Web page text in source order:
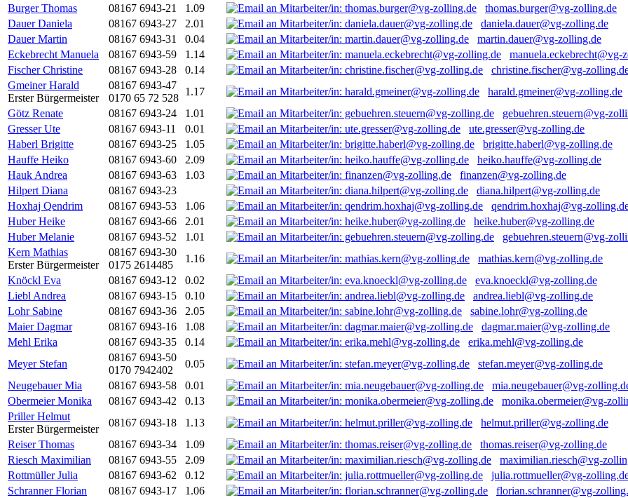
Burger Thomas
08167 6943-21 1.09
thomas.burger@vg-zolling.de
Dauer Daniela
08167 6943-27 2.01
daniela.dauer@vg-zolling.de
Dauer Martin
08167 6943-31 0.04
martin.dauer@vg-zolling.de
Eckebrecht Manuela
08167 6943-59 1.14
manuela.eckebrecht@vg-
Fischer Christine
08167 6943-28 0.14
christine.fischer@vg-
Gmeiner Harald
Erster Bürgermeister
08167 6943-47
0170 65 72 528
1.17
harald.gmeiner@vg-zolling.de
Götz Renate
08167 6943-24 1.01
gebuehren.steuern@vg-
Gresser Ute
08167 6943-11 0.01
ute.gresser@vg-zolling.de
Haberl Brigitte
08167 6943-25 1.05
brigitte.haberl@vg-zolling.de
Hauffe Heiko
08167 6943-60 2.09
heiko.hauffe@vg-zolling.de
Hauk Andrea
08167 6943-63 1.03
finanzen@vg-zolling.de
Hilpert Diana
08167 6943-23
diana.hilpert@vg-zolling.de
Hoxhaj Qendrim
08167 6943-53 1.06
qendrim.hoxhaj@vg-
Huber Heike
08167 6943-66 2.01
heike.huber@vg-zolling.de
Huber Melanie
08167 6943-52 1.01
gebuehren.steuern@vg-
Kern Mathias
Erster Bürgermeister
08167 6943-30
0175 2614485
1.16
mathias.kern@vg-zolling.de
Knöckl Eva
08167 6943-12 0.02
eva.knoeckl@vg-zolling.de
Liebl Andrea
08167 6943-15 0.10
andrea.liebl@vg-zolling.de
Lohr Sabine
08167 6943-36 2.05
sabine.lohr@vg-zolling.de
Maier Dagmar
08167 6943-16 1.08
dagmar.maier@vg-zolling.de
Mehl Erika
08167 6943-35 0.14
erika.mehl@vg-zolling.de
Meyer Stefan
08167 6943-50
0170 7942402
0.05
stefan.meyer@vg-zolling.de
Neugebauer Mia
08167 6943-58 0.01
mia.neugebauer@vg-
Obermeier Monika
08167 6943-42 0.13
monika.obermeier@vg-
Priller Helmut
Erster Bürgermeister
08167 6943-18 1.13
helmut.priller@vg-zolling.de
Reiser Thomas
08167 6943-34 1.09
thomas.reiser@vg-zolling.de
Riesch Maximilian
08167 6943-55 2.09
maximilian.riesch@vg-
Rottmüller Julia
08167 6943-62 0.12
julia.rottmueller@vg-
Schranner Florian
08167 6943-17 1.06
florian.schranner@vg-